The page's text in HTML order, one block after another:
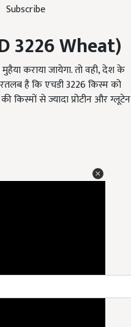
Subscribe
3226 Wheat)
कराया जायेगा. तो वही, देश के
है कि एचडी 3226 किस्म को
किस्मों से ज्यादा प्रोटीन और ग्लूटेन